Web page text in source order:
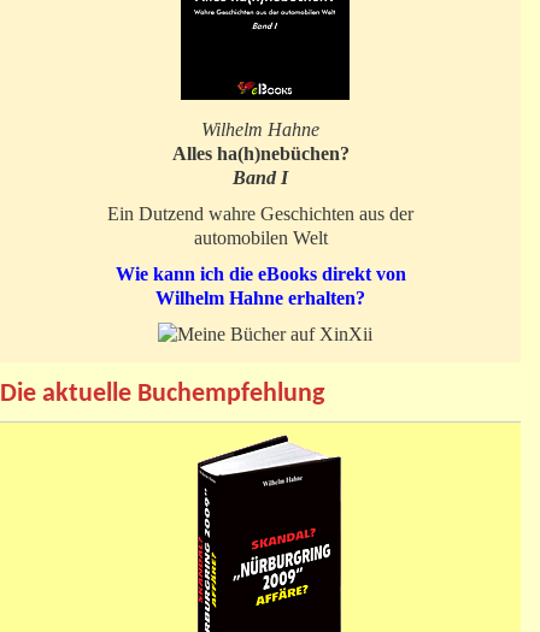
Wilhelm Hahne
Alles ha(h)nebüchen?
Band I
Ein Dutzend wahre Geschichten aus der
automobilen Welt
Wie kann ich die eBooks direkt von
Wilhelm Hahne erhalten?
Die aktuelle Buchempfehlung